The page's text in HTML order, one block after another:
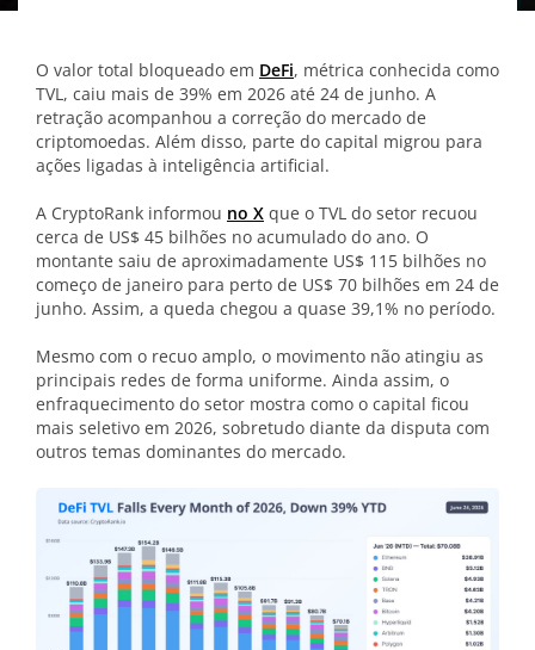
O valor total bloqueado em DeFi, métrica conhecida como
TVL, caiu mais de 39% em 2026 até 24 de junho. A
retração acompanhou a correção do mercado de
criptomoedas. Além disso, parte do capital migrou para
ações ligadas à inteligência artificial.
A CryptoRank informou no X que o TVL do setor recuou
cerca de US$ 45 bilhões no acumulado do ano. O
montante saiu de aproximadamente US$ 115 bilhões no
começo de janeiro para perto de US$ 70 bilhões em 24 de
junho. Assim, a queda chegou a quase 39,1% no período.
Mesmo com o recuo amplo, o movimento não atingiu as
principais redes de forma uniforme. Ainda assim, o
enfraquecimento do setor mostra como o capital ficou
mais seletivo em 2026, sobretudo diante da disputa com
outros temas dominantes do mercado.